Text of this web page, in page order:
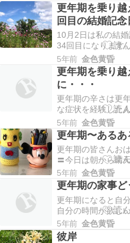
さい。
結婚記念日なので
た逗子マリーナに
実は逗子は今年度
ンキング3位のと
す。都内から1時
外のような景色を
更年期を乗り
回目の結婚記念
10月2日は私の結
34回目になります
終えて迎える結婚
せを感じます。更
主人は家事も沢山
は自分の時間を確
キングやストレッ
るようになりまし
り落ち込んだりし
5年前 金色黄昏
更年期を乗り越
に・・・
更年期の辛さは更
な症状を経験した
と思います。その
のように乗り越え
日々奮闘している
事、運動、睡眠な
事は沢山あります
ホルモンの減少な
る不調で、体の問
5年前 金色黄昏
更年期〜あるあ
更年期の皆さんお
〓今日は朝から晴
かけてきました。
の事を思い出して
ます。当時私は動
ないのに不安を感
した。狭いところ
車🚘出かける時に
がとても辛かった
5年前 金色黄昏
更年期の家事ど
更年期になると自
自分の時間が欲し
事に専念していま
ングもしたい、ス
5年前 金色黄昏
彼岸